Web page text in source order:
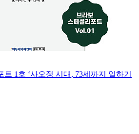
트 1호 ‘사오정 시대, 73세까지 일하기